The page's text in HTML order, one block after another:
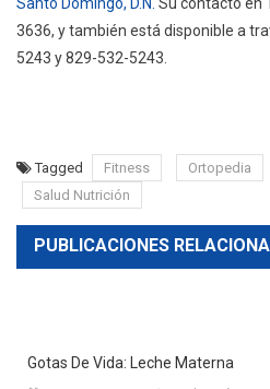
3636, y también está disponible a
5243 y 829-532-5243.
Tagged Fitness Ortopedia
Salud Nutrición
PUBLICACIONES
Gotas De Vida: Leche Materna